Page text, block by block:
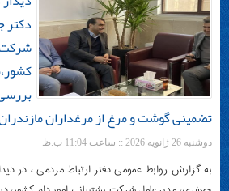
دکتر
شرکت
تضمینی گوشت و مرغ از مرغداران
دوشنبه 26 ژانویه 2026 :: ساعت 11:04 ب.ظ
به گزارش روابط عمومی دفتر ارتباط مردمی ، در